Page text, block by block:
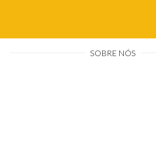
SOBRE NÓS